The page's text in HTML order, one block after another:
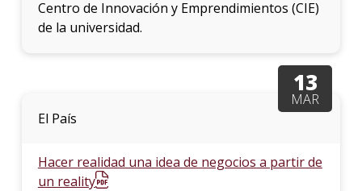
Centro de Innovación y Emprendimientos (CIE)
de la universidad.
13
MAR
El País
Hacer realidad una idea de negocios a partir de
un reality